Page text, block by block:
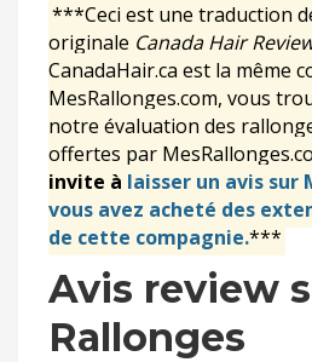
***Ceci est une traduction
originale Canada Hair
CanadaHair.ca est la même
MesRallonges.com, vous
notre évaluation des
offertes par
invite à laisser un avis sur
vous avez acheté des
de cette compagnie.***
Avis review
Rallonges